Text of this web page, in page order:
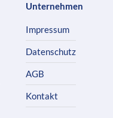
Unternehmen
Impressum
Datenschutz
AGB
Kontakt